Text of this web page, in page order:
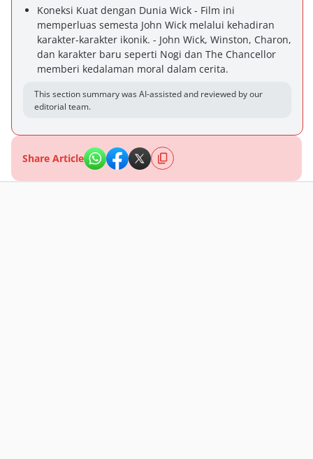
Koneksi Kuat dengan Dunia Wick - Film ini
memperluas semesta John Wick melalui kehadiran
karakter-karakter ikonik. - John Wick, Winston, Charon,
dan karakter baru seperti Nogi dan The Chancellor
memberi kedalaman moral dalam cerita.
This section summary was AI-assisted and reviewed by our
editorial team.
Share Article